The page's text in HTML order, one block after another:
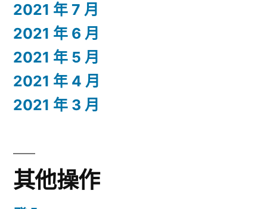
2021 年 7 月
2021 年 6 月
2021 年 5 月
2021 年 4 月
2021 年 3 月
其他操作